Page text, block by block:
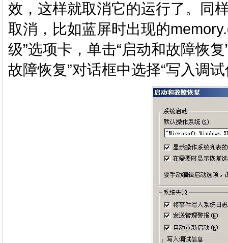
效，这样就取消它的运行了。同
取消，比如蓝屏时出现的
级”选项卡，单击“启动和故障恢
故障恢复”对话框中选择“写入调